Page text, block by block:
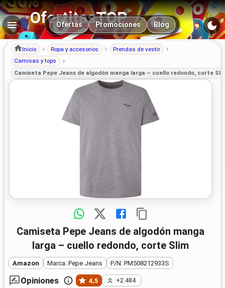
OfertitasTOP
Navegación principal
Ofertas Promociones Blog
Inicio Ropa y accesorios
Prendas de vestir
Camisas y tops
Camiseta Pepe Jeans de algodón manga larga – cuello redondo, corte
Camiseta Pepe Jeans de algodón manga
larga – cuello redondo, corte Slim
Amazon Marca: Pepe Jeans P/N: PM508212933S
Opiniones 4,5 +2.484